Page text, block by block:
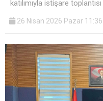
katılımıyla istişare
26 Nisan 2026 Pazar 11:36